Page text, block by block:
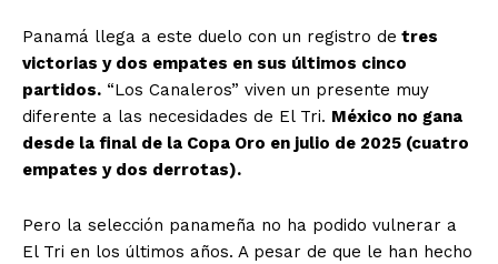
Panamá llega a este duelo con un registro de tres
victorias y dos empates en sus últimos cinco
partidos. “Los Canaleros” viven un presente muy
diferente a las necesidades de El Tri. México no gana
desde la final de la Copa Oro en julio de 2025 (cuatro
empates y dos derrotas).
Pero la selección panameña no ha podido vulnerar a
El Tri en los últimos años. A pesar de que le han hecho